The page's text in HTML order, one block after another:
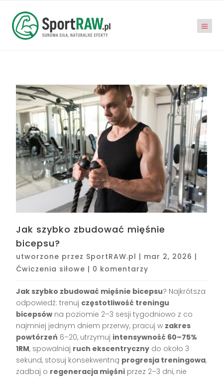
Jak szybko zbudować mięśnie
bicepsu?
utworzone przez SportRAW.pl | mar 2, 2026 |
Ćwiczenia siłowe | 0 komentarzy
Jak szybko zbudować mięśnie bicepsu? Najkrótsza
odpowiedź: trenuj częstotliwość treningu
bicepsów na poziomie 2–3 sesji tygodniowo z co
najmniej jednym dniem przerwy, pracuj w zakres
powtórzeń 6–20, utrzymuj intensywność 60–75%
1RM, spowalniaj ruch ekscentryczny do około 3
sekund, stosuj konsekwentną progresja treningowa,
zadbaj o regeneracja mięśni przez 2–3 dni, nie